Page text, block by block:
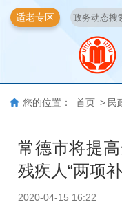
适老专区
您的位置： 首页 > 民
常德市将提
残疾人“两项
2020-04-15 16:22